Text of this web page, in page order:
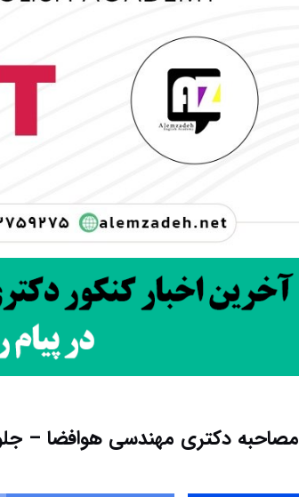
مصاحبه دکتری مهندسی هوافضا –